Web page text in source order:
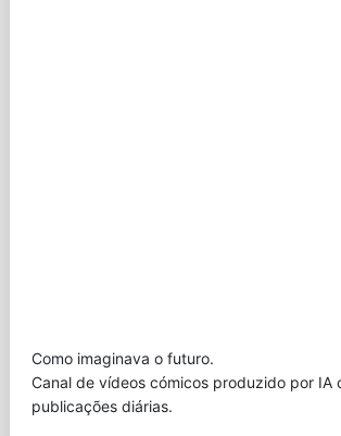
Como imaginava o futuro.
Canal de vídeos cómicos produzido por IA
publicações diárias.